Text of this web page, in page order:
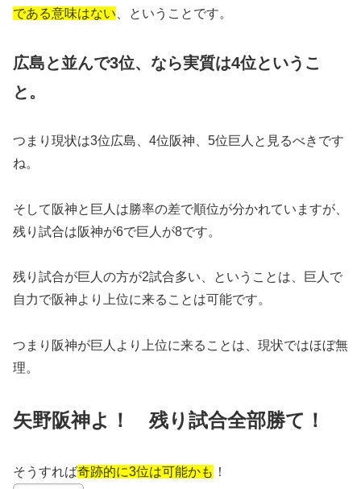
である意味はない 、ということです。
広島と並んで3位、なら実質は4位というこ
と。
つまり現状は3位広島、4位阪神、5位巨人と見るべきです
ね。
そして阪神と巨人は勝率の差で順位が分かれていますが、
残り試合は阪神が6で巨人が8です。
残り試合が巨人の方が2試合多い、ということは、巨人で
自力で阪神より上位に来ることは可能です。
つまり阪神が巨人より上位に来ることは、現状ではほぼ無
理。
矢野阪神よ！ 残り試合全部勝て！
そうすれば奇跡的に3位は可能かも ！